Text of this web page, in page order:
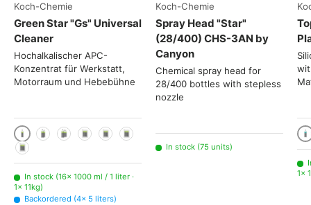
Koch-Chemie
Green Star "Gs" Universal
Cleaner
Hochalkalischer APC-
Konzentrat für Werkstatt,
Motorraum und Hebebühne
1000 ml / 1 liter
225kg
In stock (16× 1000 ml / 1 liter ·
1× 11kg)
Backordered (4× 5 liters)
Koch-Chemie
Spray Head "Star"
(28/400) CHS-3AN by
Canyon
Chemical spray head for
28/400 bottles with stepless
nozzle
In stock (75 units)
1×